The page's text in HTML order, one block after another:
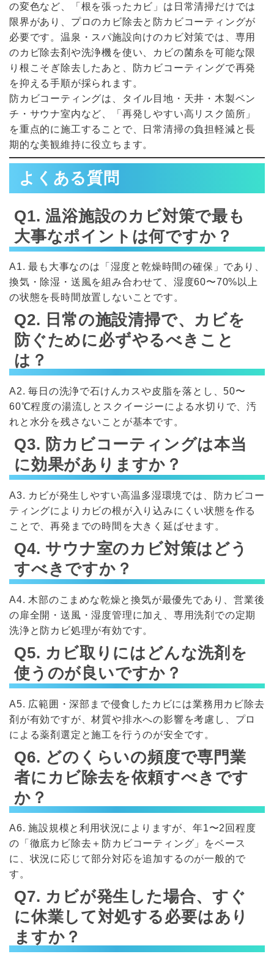
の変色など、「根を張ったカビ」は日常清掃だけでは
限界があり、プロのカビ除去と防カビコーティングが
必要です。温泉・スパ施設向けのカビ対策では、専用
のカビ除去剤や洗浄機を使い、カビの菌糸を可能な限
り根こそぎ除去したあと、防カビコーティングで再発
を抑える手順が採られます。
防カビコーティングは、タイル目地・天井・木製ベン
チ・サウナ室内など、「再発しやすい高リスク箇所」
を重点的に施工することで、日常清掃の負担軽減と長
期的な美観維持に役立ちます。
よくある質問
Q1. 温浴施設のカビ対策で最も
大事なポイントは何ですか？
A1. 最も大事なのは「湿度と乾燥時間の確保」であり、
換気・除湿・送風を組み合わせて、湿度60〜70%以上
の状態を長時間放置しないことです。
Q2. 日常の施設清掃で、カビを
防ぐために必ずやるべきこと
は？
A2. 毎日の洗浄で石けんカスや皮脂を落とし、50〜
60℃程度の湯流しとスクイージーによる水切りで、汚
れと水分を残さないことが基本です。
Q3. 防カビコーティングは本当
に効果がありますか？
A3. カビが発生しやすい高温多湿環境では、防カビコー
ティングによりカビの根が入り込みにくい状態を作る
ことで、再発までの時間を大きく延ばせます。
Q4. サウナ室のカビ対策はどう
すべきですか？
A4. 木部のこまめな乾燥と換気が最優先であり、営業後
の扉全開・送風・湿度管理に加え、専用洗剤での定期
洗浄と防カビ処理が有効です。
Q5. カビ取りにはどんな洗剤を
使うのが良いですか？
A5. 広範囲・深部まで侵食したカビには業務用カビ除去
剤が有効ですが、材質や排水への影響を考慮し、プロ
による薬剤選定と施工を行うのが安全です。
Q6. どのくらいの頻度で専門業
者にカビ除去を依頼すべきです
か？
A6. 施設規模と利用状況によりますが、年1〜2回程度
の「徹底カビ除去＋防カビコーティング」をベース
に、状況に応じて部分対応を追加するのが一般的で
す。
Q7. カビが発生した場合、すぐ
に休業して対処する必要はあり
ますか？